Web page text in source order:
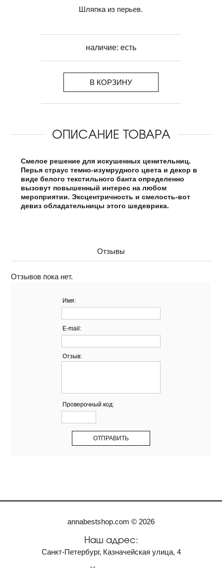
Шляпка из перьев.
наличие: есть
В КОРЗИНУ
ОПИСАНИЕ ТОВАРА
Смелое решение для искушенных ценительниц.
Перья страус темно-изумрудного цвета и декор в
виде белого текстильного банта определенно
вызовут повышенный интерес на любом
мероприятии. Эксцентричность и смелость-вот
девиз обладательницы этого шедеврика.
Отзывы
Отзывов пока нет.
Имя:
E-mail:
Отзыв:
Проверочный код:
annabestshop.com © 2026
Наш адрес:
Санкт-Петербург, Казначейская улица, 4